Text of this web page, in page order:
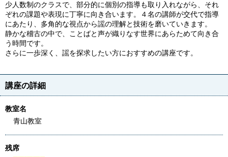
少人数制のクラスで、部分的に個別の指導も取り入れながら、それ
ぞれの課題や表現に丁寧に向き合います。４名の講師が交代で指導
にあたり、多角的な視点から謡の理解と技術を磨いていきます。
静かな稽古の中で、ことばと声が織りなす世界にあらためて向き合
う時間です。
さらに一歩深く、謡を探求したい方におすすめの講座です。
講座の詳細
教室名
青山教室
残席